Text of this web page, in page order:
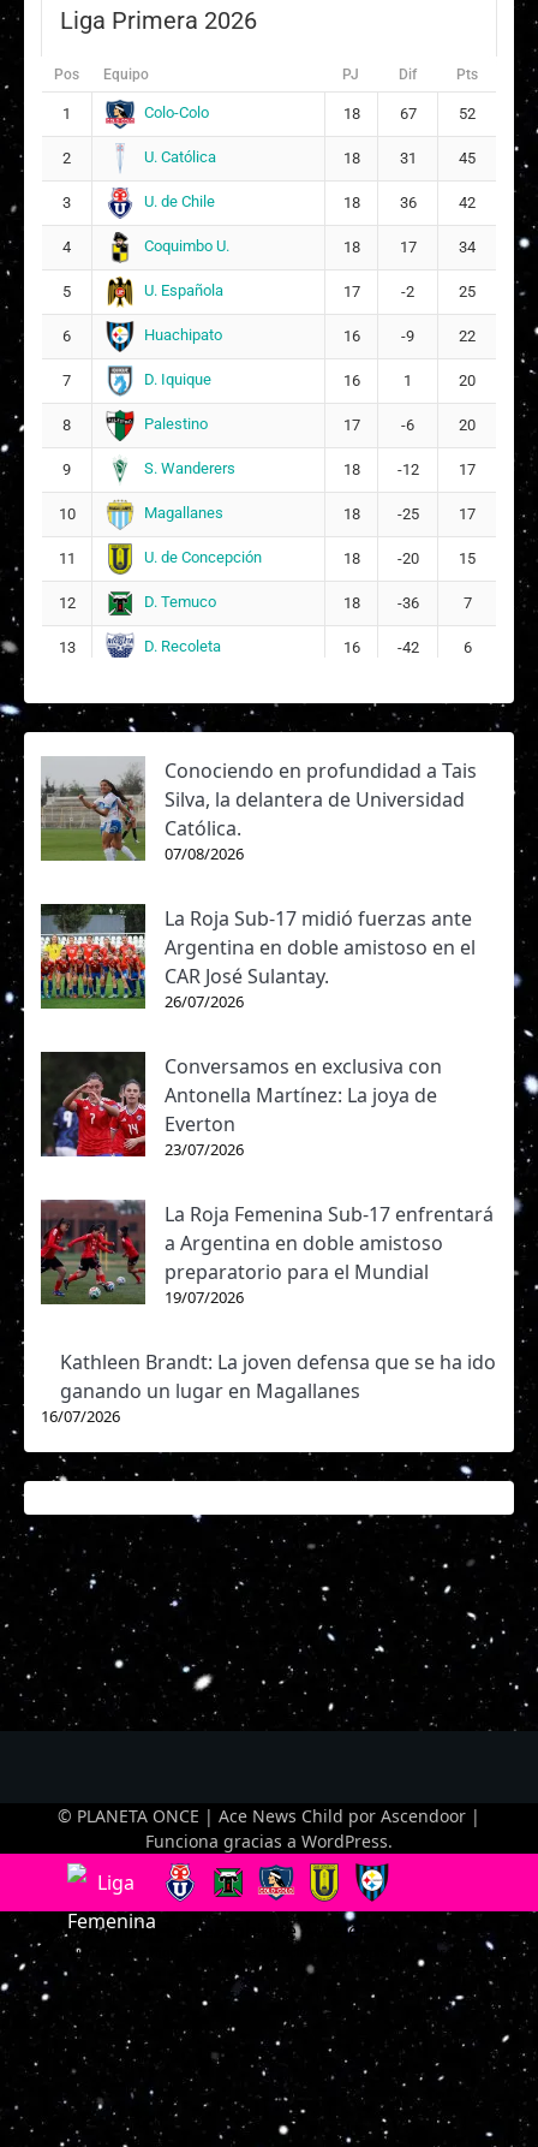
Yanara Katherine Nicole Aedo Muñoz
23
11
Michelle Eingel Olivares Acevedo
27
17
Rosario Francisca María Balmaceda Holley
16
25
Anaís Alexandra Álvarez Portilla
20
26 Dahiana Monserrat Bogarín Giménez
DT: Tatiele Silveira
Liga Primera 2026
Pos Equipo PJ Dif Pts
1 Colo-Colo 18 67 52
2 U. Católica 18 31 45
3 U. de Chile 18 36 42
4 Coquimbo U. 18 17 34
5 U. Española 17 -2 25
6 Huachipato 16 -9 22
7 D. Iquique 16 1 20
8 Palestino 17 -6 20
9 S. Wanderers 18 -12 17
10 Magallanes 18 -25 17
11 U. de Concepción 18 -20 15
12 D. Temuco 18 -36 7
13 D. Recoleta 16 -42 6
Conociendo en profundidad a Tais
Silva, la delantera de Universidad
Católica.
07/08/2026
La Roja Sub-17 midió fuerzas ante
Argentina en doble amistoso en el
CAR José Sulantay.
26/07/2026
Conversamos en exclusiva con
Antonella Martínez: La joya de
Everton
23/07/2026
La Roja Femenina Sub-17 enfrentará
a Argentina en doble amistoso
preparatorio para el Mundial
19/07/2026
Kathleen Brandt: La joven defensa que se ha ido
ganando un lugar en Magallanes
16/07/2026
© PLANETA ONCE | Ace News Child por Ascendoor |
Funciona gracias a WordPress.
Optimized by Seraphinite Accelerator
Turns on site high speed to be attractive for people and search engines.